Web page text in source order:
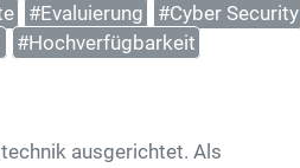
#Evaluierung
#Cyber Security
#Hochverfügbarkeit
ausgerichtet. Als